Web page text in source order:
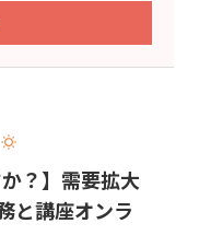
？】需要拡大
と講座オンラ